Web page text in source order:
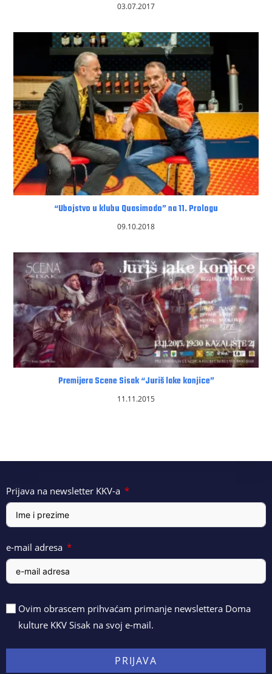
03.07.2017
“Ubojstvo u klubu Quasimodo” na 11. Prologu
09.10.2018
Premijera Scene Sisak “Juriš lake konjice”
11.11.2015
Prijava na newsletter KKV-a
e-mail adresa
Ovim obrascem prihvaćam primanje newslettera Doma
kulture KKV Sisak na svoj e-mail.
PRIJAVA